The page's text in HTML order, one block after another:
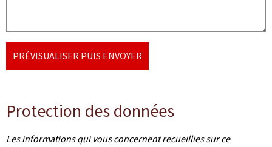
PRÉVISUALISER PUIS ENVOYER
Protection des données
Les informations qui vous concernent recueillies sur ce